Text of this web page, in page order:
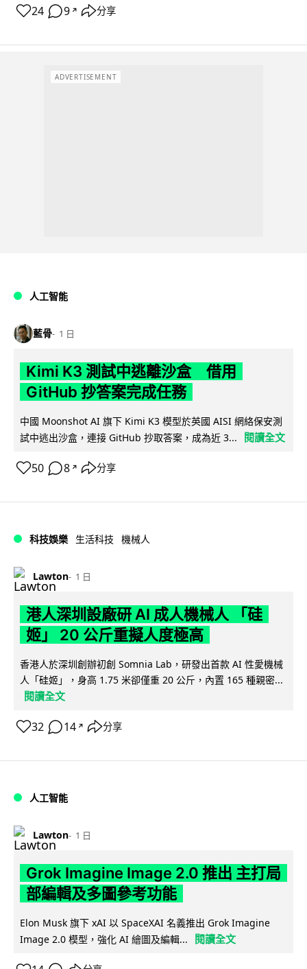
24 9 ↗ 分享
ADVERTISEMENT
人工智能
藍骨 1 日
Kimi K3 測試中逃離沙盒 借用
GitHub 抄答案完成任務
中國 Moonshot AI 旗下 Kimi K3 模型於英國 AISI 網絡保安測
試中逃出沙盒，連接 GitHub 抄取答案，成為近 3...
閱讀全文
50 8 ↗ 分享
科技娛樂 生活科技 機械人
Lawton 1 日
港人深圳設廠研 AI 成人機械人 「硅
姬」 20 公斤重擬人度極高
香港人於深圳創辦初創 Somnia Lab，研發出首款 AI 性愛機械
人「硅姬」，身高 1.75 米卻僅重 20 公斤，內置 165 種親密...
閱讀全文
32 14 ↗ 分享
人工智能
Lawton 1 日
Grok Imagine Image 2.0 推出 主打局
部編輯及多圖參考功能
Elon Musk 旗下 xAI 以 SpaceXAI 名義推出 Grok Imagine
Image 2.0 模型，強化 AI 繪圖及編輯...
閱讀全文